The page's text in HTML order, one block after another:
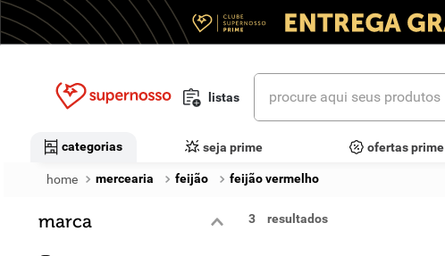
listas
procure aqui seus produtos
categorias seja prime ofertas prime
mercearia feijão feijão vermelho
marca 3
termos mais buscados